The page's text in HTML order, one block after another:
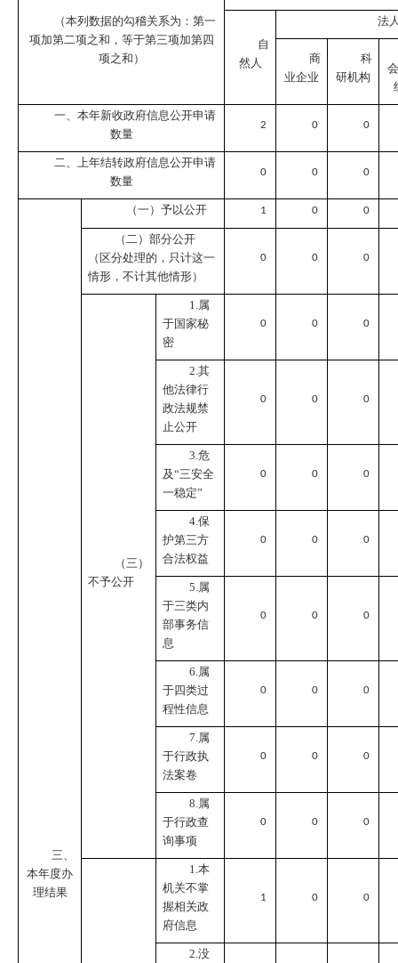
（本列数据的勾稽关系为：第一
项加第二项之和，等于第三项加第四
项之和）
自
然人
法
商
业企业
科
研机构
一、本年新收政府信息公开申请
数量
2 0 0
二、上年结转政府信息公开申请
数量
0 0 0
三、
本年度办
理结果
（一）予以公开 1 0 0
（二）部分公开
（区分处理的，只计这一
情形，不计其他情形）
0 0 0
（三）
不予公开
1.属
于国家秘
密
0 0 0
2.其
他法律行
政法规禁
止公开
0 0 0
3.危
及“三安全
一稳定”
0 0 0
4.保
护第三方
合法权益
0 0 0
5.属
于三类内
部事务信
息
0 0 0
6.属
于四类过
程性信息
0 0 0
7.属
于行政执
法案卷
0 0 0
8.属
于行政查
询事项
0 0 0
1.本
机关不掌
握相关政
府信息
1 0 0
2.没